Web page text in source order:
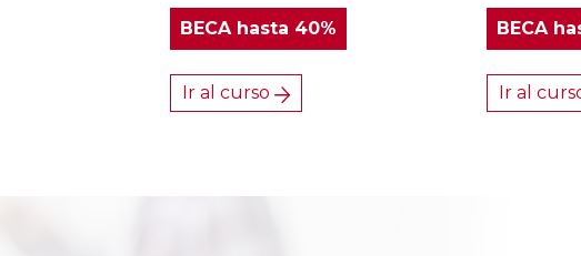
BECAhasta 40%
Ir al curso
BECA
Ir al